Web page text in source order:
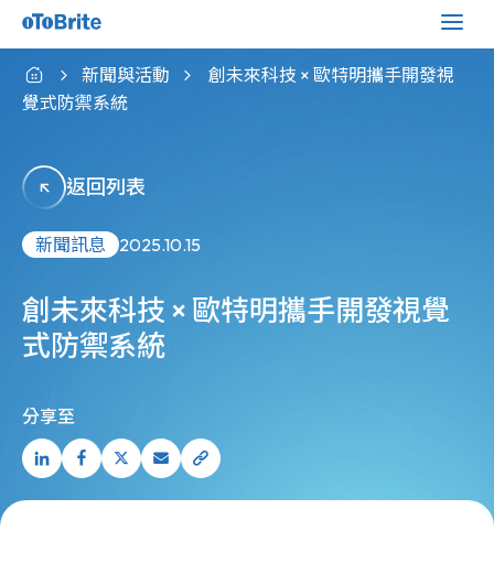
新聞與活動
創未來科技 × 歐特明攜手開發視
覺式防禦系統
返回列表
新聞訊息 2025.10.15
創未來科技 × 歐特明攜手開發視覺
式防禦系統
分享至